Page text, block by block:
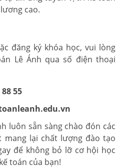
cao.
đăng ký khóa học, vui lòng
Lê Ánh qua số điện thoại
55
luôn sẵn sàng chào đón các
mang lại chất lượng đào tạo
để không bỏ lỡ cơ hội học
toán của bạn!